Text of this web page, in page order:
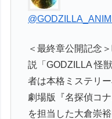
＜最終章公開記念
説「GODZILLA 怪
者は本格ミステリ
劇場版『名探偵コ
を担当した大倉崇